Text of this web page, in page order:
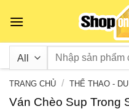
TRANG CHỦ / THỂ THAO -
Ván Chèo Sup Trong